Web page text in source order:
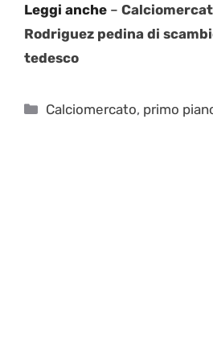
Leggi anche –
Rodriguez pedina di
tedesco
Categorie
Calciomercato, primo